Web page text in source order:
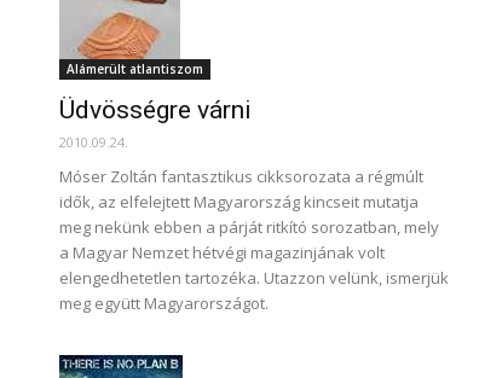
Alámerült atlantiszom
Üdvösségre várni
2010.09.24.
Móser Zoltán fantasztikus cikksorozata a régmúlt
idők, az elfelejtett Magyarország kincseit mutatja
meg nekünk ebben a párját ritkító sorozatban, mely
a Magyar Nemzet hétvégi magazinjának volt
elengedhetetlen tartozéka. Utazzon velünk, ismerjük
meg együtt Magyarországot.